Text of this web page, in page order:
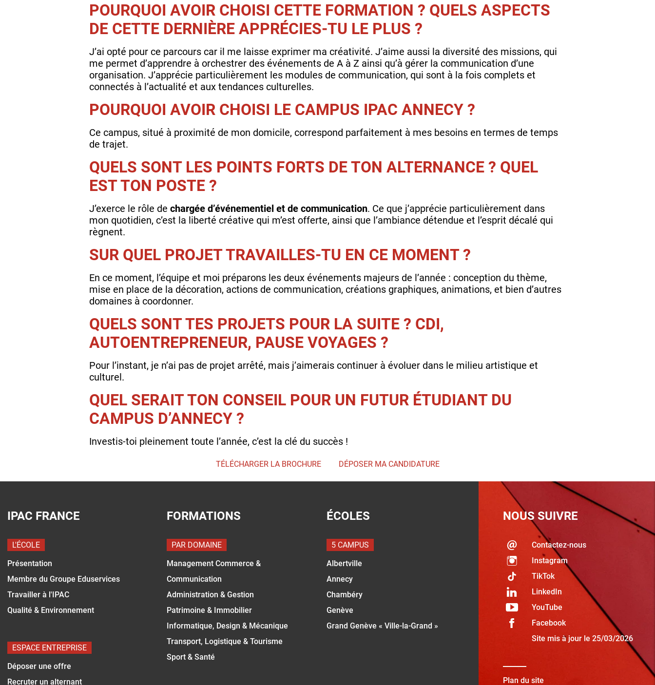
POURQUOI AVOIR CHOISI CETTE FORMATION ? QUELS ASPECTS
DE CETTE DERNIÈRE APPRÉCIES-TU LE PLUS ?
J’ai opté pour ce parcours car il me laisse exprimer ma créativité. J’aime aussi la diversité des missions, qui
me permet d’apprendre à orchestrer des événements de A à Z ainsi qu’à gérer la communication d’une
organisation. J’apprécie particulièrement les modules de communication, qui sont à la fois complets et
connectés à l’actualité et aux tendances culturelles.
POURQUOI AVOIR CHOISI LE CAMPUS IPAC ANNECY ?
Ce campus, situé à proximité de mon domicile, correspond parfaitement à mes besoins en termes de temps
de trajet.
QUELS SONT LES POINTS FORTS DE TON ALTERNANCE ? QUEL
EST TON POSTE ?
J’exerce le rôle de chargée d’événementiel et de communication. Ce que j’apprécie particulièrement dans
mon quotidien, c’est la liberté créative qui m’est offerte, ainsi que l’ambiance détendue et l’esprit décalé qui
règnent.
SUR QUEL PROJET TRAVAILLES-TU EN CE MOMENT ?
En ce moment, l’équipe et moi préparons les deux événements majeurs de l’année : conception du thème,
mise en place de la décoration, actions de communication, créations graphiques, animations, et bien d’autres
domaines à coordonner.
QUELS SONT TES PROJETS POUR LA SUITE ? CDI,
AUTOENTREPRENEUR, PAUSE VOYAGES ?
Pour l’instant, je n’ai pas de projet arrêté, mais j’aimerais continuer à évoluer dans le milieu artistique et
culturel.
QUEL SERAIT TON CONSEIL POUR UN FUTUR ÉTUDIANT DU
CAMPUS D’ANNECY ?
Investis-toi pleinement toute l’année, c’est la clé du succès !
TÉLÉCHARGER LA BROCHURE DÉPOSER MA CANDIDATURE
IPAC FRANCE
L'ÉCOLE
Présentation
Membre du Groupe Eduservices
Travailler à l'IPAC
Qualité & Environnement
ESPACE ENTREPRISE
Déposer une offre
Recruter un alternant
FORMATIONS
PAR DOMAINE
Management Commerce &
Communication
Administration & Gestion
Patrimoine & Immobilier
Informatique, Design & Mécanique
Transport, Logistique & Tourisme
Sport & Santé
ÉCOLES
5 CAMPUS
Albertville
Annecy
Chambéry
Genève
Grand Genève « Ville-la-Grand »
NOUS SUIVRE
Contactez-nous
Instagram
TikTok
LinkedIn
YouTube
Facebook
Site mis à jour le 25/03/2026
Plan du site